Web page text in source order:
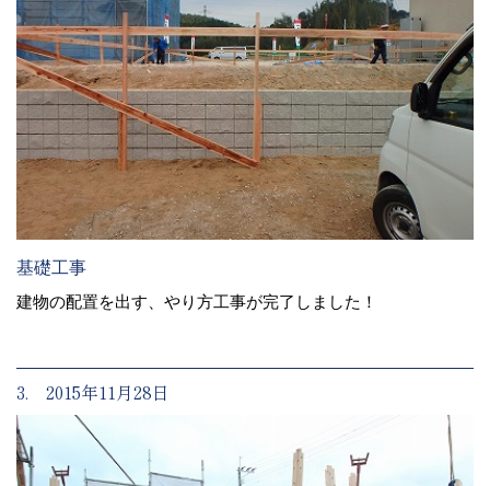
基礎工事
建物の配置を出す、やり方工事が完了しました！
3. 2015年11月28日